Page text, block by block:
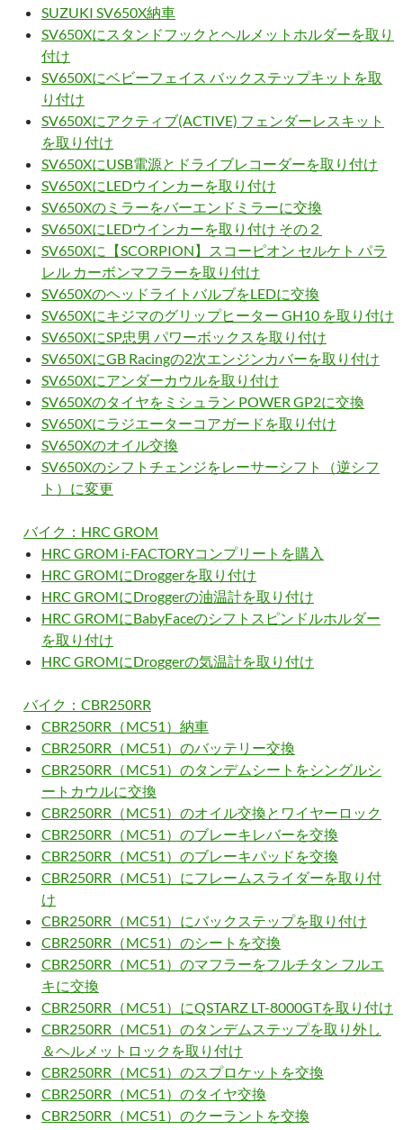
SUZUKI SV650X納車
SV650Xにスタンドフックとヘルメットホルダーを取り
付け
SV650Xにベビーフェイス バックステップキットを取
り付け
SV650Xにアクティブ(ACTIVE) フェンダーレスキット
を取り付け
SV650XにUSB電源とドライブレコーダーを取り付け
SV650XにLEDウインカーを取り付け
SV650Xのミラーをバーエンドミラーに交換
SV650XにLEDウインカーを取り付け その２
SV650Xに【SCORPION】スコーピオン セルケト パラ
レル カーボンマフラーを取り付け
SV650XのヘッドライトバルブをLEDに交換
SV650Xにキジマのグリップヒーター GH10 を取り付け
SV650XにSP忠男 パワーボックスを取り付け
SV650XにGB Racingの2次エンジンカバーを取り付け
SV650Xにアンダーカウルを取り付け
SV650Xのタイヤをミシュラン POWER GP2に交換
SV650Xにラジエーターコアガードを取り付け
SV650Xのオイル交換
SV650Xのシフトチェンジをレーサーシフト（逆シフ
ト）に変更
バイク：HRC GROM
HRC GROM i-FACTORYコンプリートを購入
HRC GROMにDroggerを取り付け
HRC GROMにDroggerの油温計を取り付け
HRC GROMにBabyFaceのシフトスピンドルホルダー
を取り付け
HRC GROMにDroggerの気温計を取り付け
バイク：CBR250RR
CBR250RR（MC51）納車
CBR250RR（MC51）のバッテリー交換
CBR250RR（MC51）のタンデムシートをシングルシ
ートカウルに交換
CBR250RR（MC51）のオイル交換とワイヤーロック
CBR250RR（MC51）のブレーキレバーを交換
CBR250RR（MC51）のブレーキパッドを交換
CBR250RR（MC51）にフレームスライダーを取り付
け
CBR250RR（MC51）にバックステップを取り付け
CBR250RR（MC51）のシートを交換
CBR250RR（MC51）のマフラーをフルチタン フルエ
キに交換
CBR250RR（MC51）にQSTARZ LT-8000GTを取り付け
CBR250RR（MC51）のタンデムステップを取り外し
＆ヘルメットロックを取り付け
CBR250RR（MC51）のスプロケットを交換
CBR250RR（MC51）のタイヤ交換
CBR250RR（MC51）のクーラントを交換